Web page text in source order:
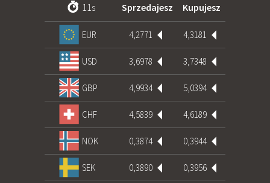
10 s Sprzedajesz Kupujesz
EUR 4,2771 4,3181
USD 3,6978 3,7348
GBP 4,9934 5,0394
CHF 4,5839 4,6189
NOK 0,3874 0,3944
SEK 0,3890 0,3956